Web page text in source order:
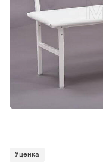
Уценка